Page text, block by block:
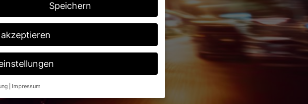
Speichern
Impressum